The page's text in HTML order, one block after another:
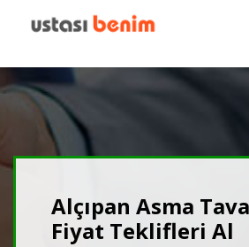
Alçıpan Asma
Fiyat Teklifleri Al